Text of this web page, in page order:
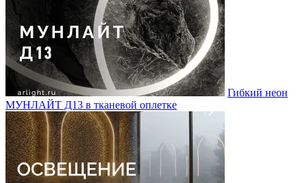
Гибкий неон
МУНЛАЙТ Д13 в тканевой оплетке